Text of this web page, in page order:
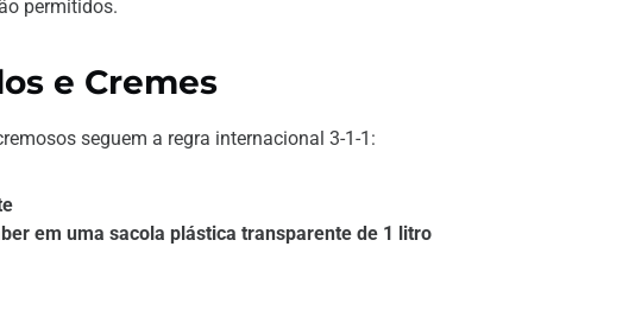
permitidos.
e Cremes
seguem a regra internacional 3-1-1:
em uma sacola plástica transparente de 1 litro